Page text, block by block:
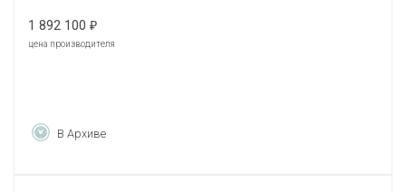
1 892 100 ₽
цена производителя
В Архиве